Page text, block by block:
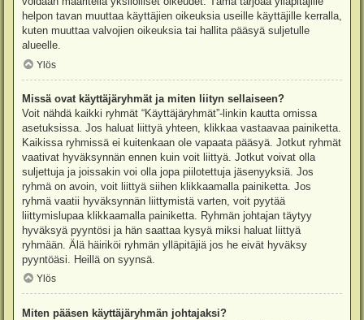
helpon tavan muuttaa käyttäjien oikeuksia useille käyttäjille kerralla,
kuten muuttaa valvojien oikeuksia tai hallita pääsyä suljetulle
alueelle.
Ylös
Missä ovat käyttäjäryhmät ja miten liityn sellaiseen?
Voit nähdä kaikki ryhmät “Käyttäjäryhmät”-linkin kautta omissa
asetuksissa. Jos haluat liittyä yhteen, klikkaa vastaavaa painiketta.
Kaikissa ryhmissä ei kuitenkaan ole vapaata pääsyä. Jotkut ryhmät
vaativat hyväksynnän ennen kuin voit liittyä. Jotkut voivat olla
suljettuja ja joissakin voi olla jopa piilotettuja jäsenyyksiä. Jos
ryhmä on avoin, voit liittyä siihen klikkaamalla painiketta. Jos
ryhmä vaatii hyväksynnän liittymistä varten, voit pyytää
liittymislupaa klikkaamalla painiketta. Ryhmän johtajan täytyy
hyväksyä pyyntösi ja hän saattaa kysyä miksi haluat liittyä
ryhmään. Älä häiriköi ryhmän ylläpitäjiä jos he eivät hyväksy
pyyntöäsi. Heillä on syynsä.
Ylös
Miten pääsen käyttäjäryhmän johtajaksi?